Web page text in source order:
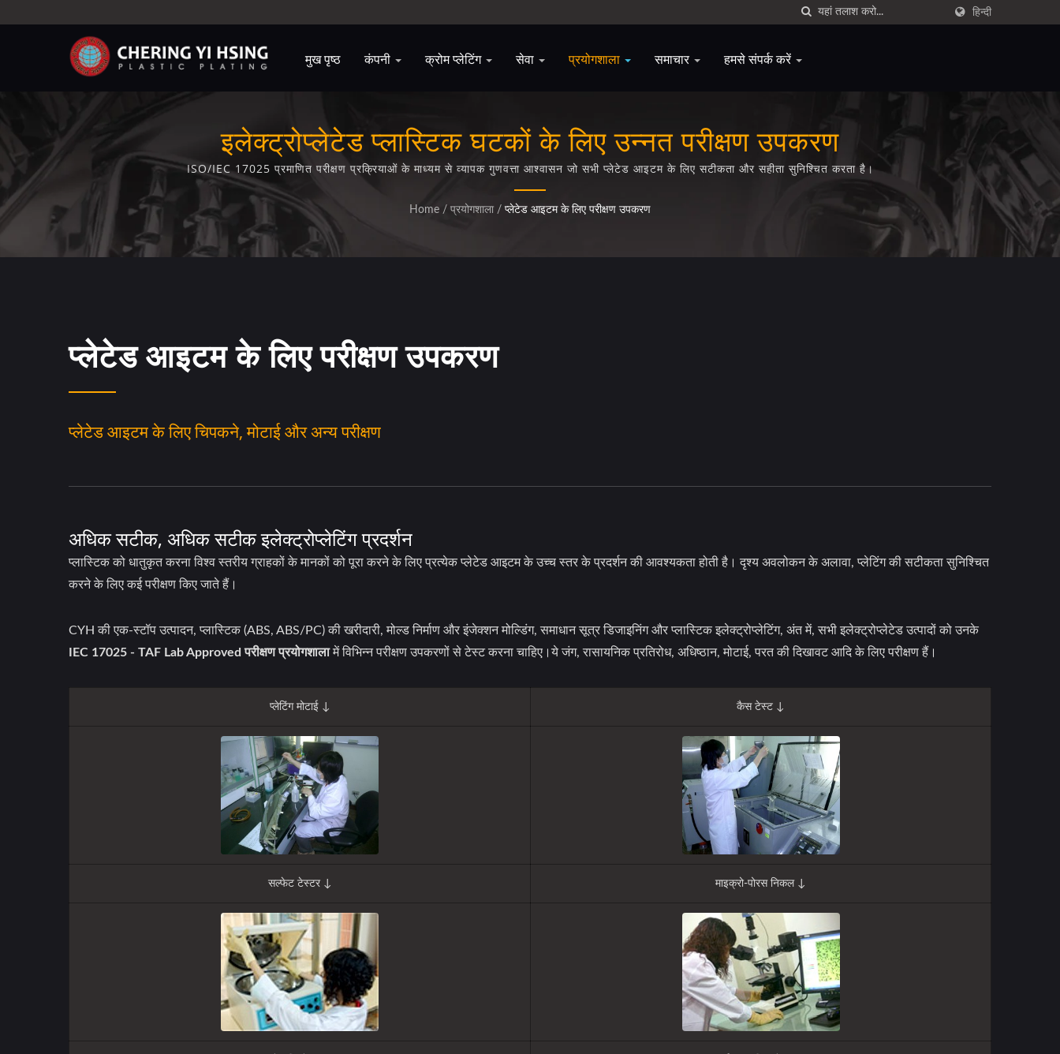
हिन्दी
मुख पृष्ठ कंपनी क्रोम प्लेटिंग सेवा प्रयोगशाला समाचार हमसे संपर्क करें
इलेक्ट्रोप्लेटेड प्लास्टिक घटकों के लिए उन्नत परीक्षण उपकरण
ISO/IEC 17025 प्रमाणित परीक्षण प्रक्रियाओं के माध्यम से व्यापक गुणवत्ता आश्वासन जो सभी प्लेटेड आइटम के लिए सटीकता और सहीता सुनिश्चित करता है।
Home / प्रयोगशाला / प्लेटेड आइटम के लिए परीक्षण उपकरण
प्लेटेड आइटम के लिए परीक्षण उपकरण
प्लेटेड आइटम के लिए चिपकने, मोटाई और अन्य परीक्षण
अधिक सटीक, अधिक सटीक इलेक्ट्रोप्लेटिंग प्रदर्शन
प्लास्टिक को धातुकृत करना विश्व स्तरीय ग्राहकों के मानकों को पूरा करने के लिए प्रत्येक प्लेटेड आइटम के उच्च स्तर के प्रदर्शन की आवश्यकता होती है। दृश्य अवलोकन के अलावा, प्लेटिंग की सटीकता सुनिश्चित
करने के लिए कई परीक्षण किए जाते हैं।
CYH की एक-स्टॉप उत्पादन, प्लास्टिक (ABS, ABS/PC) की खरीदारी, मोल्ड निर्माण और इंजेक्शन मोल्डिंग, समाधान सूत्र डिजाइनिंग और प्लास्टिक इलेक्ट्रोप्लेटिंग, अंत में, सभी इलेक्ट्रोप्लेटेड उत्पादों को उनके
IEC 17025 - TAF Lab Approved परीक्षण प्रयोगशालामें विभिन्न परीक्षण उपकरणों से टेस्ट करना चाहिए।ये जंग, रासायनिक प्रतिरोध, अधिष्ठान, मोटाई, परत की दिखावट आदि के लिए परीक्षण हैं।
प्लेटिंग मोटाई ↓ कैस टेस्ट ↓
सल्फेट टेस्टर ↓ माइक्रो-पोरस निकल ↓